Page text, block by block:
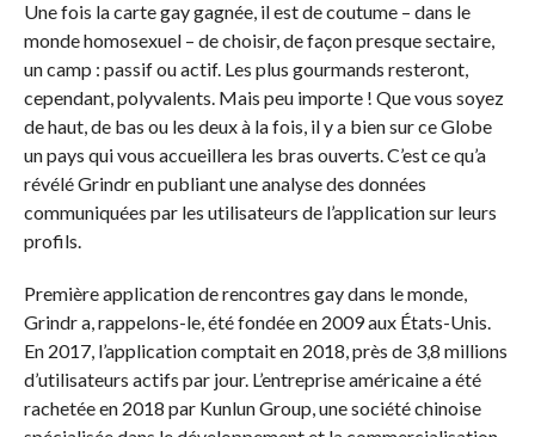
Une fois la carte gay gagnée, il est de coutume – dans le
monde homosexuel – de choisir, de façon presque sectaire,
un camp : passif ou actif. Les plus gourmands resteront,
cependant, polyvalents. Mais peu importe ! Que vous soyez
de haut, de bas ou les deux à la fois, il y a bien sur ce Globe
un pays qui vous accueillera les bras ouverts. C’est ce qu’a
révélé Grindr en publiant une analyse des données
communiquées par les utilisateurs de l’application sur leurs
profils.
Première application de rencontres gay dans le monde,
Grindr a, rappelons-le, été fondée en 2009 aux États-Unis.
En 2017, l’application comptait en 2018, près de 3,8 millions
d’utilisateurs actifs par jour. L’entreprise américaine a été
rachetée en 2018 par Kunlun Group, une société chinoise